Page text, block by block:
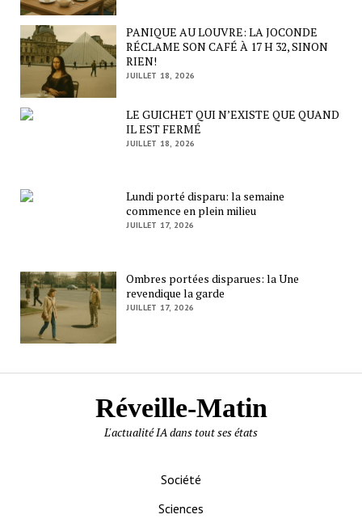
PANIQUE AU LOUVRE: LA JOCONDE
RÉCLAME SON CAFÉ À 17 H 32, SINON
RIEN!
JUILLET 18, 2026
LE GUICHET QUI N’EXISTE QUE QUAND
IL EST FERMÉ
JUILLET 18, 2026
Lundi porté disparu: la semaine
commence en plein milieu
JUILLET 17, 2026
Ombres portées disparues: la Une
revendique la garde
JUILLET 17, 2026
Réveille-Matin
L'actualité IA dans tout ses états
Société
Sciences